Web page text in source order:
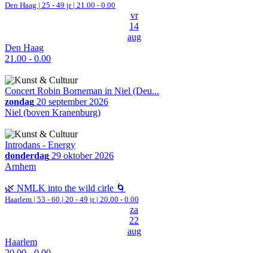
Den Haag | 25 - 49 jr | 21.00 - 0.00
vr
14
aug
Den Haag
21.00 - 0.00
Concert Robin Borneman in Niel (Deu...
zondag 20 september 2026
Niel (boven Kranenburg)
Introdans - Energy
donderdag 29 oktober 2026
Arnhem
🌿 NMLK into the wild cirle 🌀
Haarlem | 53 - 60 | 20 - 49 jr | 20.00 - 0.00
za
22
aug
Haarlem